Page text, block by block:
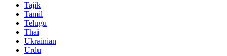
Tajik
Tamil
Telugu
Thai
Ukrainian
Urdu